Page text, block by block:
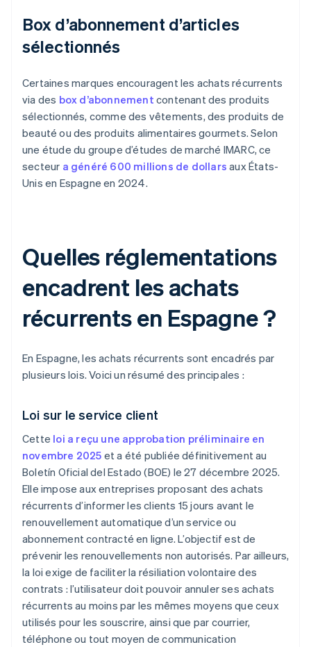
Box d’abonnement d’articles
sélectionnés
Certaines marques encouragent les achats récurrents
via des box d’abonnement contenant des produits
sélectionnés, comme des vêtements, des produits de
beauté ou des produits alimentaires gourmets. Selon
une étude du groupe d’études de marché IMARC, ce
secteur a généré 600 millions de dollars aux États-
Unis en Espagne en 2024.
Quelles réglementations
encadrent les achats
récurrents en Espagne ?
En Espagne, les achats récurrents sont encadrés par
plusieurs lois. Voici un résumé des principales :
Loi sur le service client
Cette loi a reçu une approbation préliminaire en
novembre 2025 et a été publiée définitivement au
Boletín Oficial del Estado (BOE) le 27 décembre 2025.
Elle impose aux entreprises proposant des achats
récurrents d’informer les clients 15 jours avant le
renouvellement automatique d’un service ou
abonnement contracté en ligne. L’objectif est de
prévenir les renouvellements non autorisés. Par ailleurs,
la loi exige de faciliter la résiliation volontaire des
contrats : l’utilisateur doit pouvoir annuler ses achats
récurrents au moins par les mêmes moyens que ceux
utilisés pour les souscrire, ainsi que par courrier,
téléphone ou tout moyen de communication